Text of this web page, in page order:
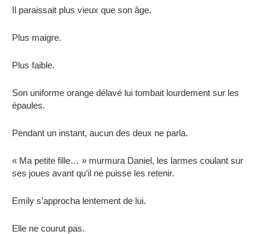
Il paraissait plus vieux que son âge.
Plus maigre.
Plus faible.
Son uniforme orange délavé lui tombait lourdement sur les
épaules.
Pendant un instant, aucun des deux ne parla.
« Ma petite fille… » ​​murmura Daniel, les larmes coulant sur
ses joues avant qu’il ne puisse les retenir.
Emily s’approcha lentement de lui.
Elle ne courut pas.